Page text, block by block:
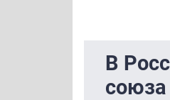
В
союза